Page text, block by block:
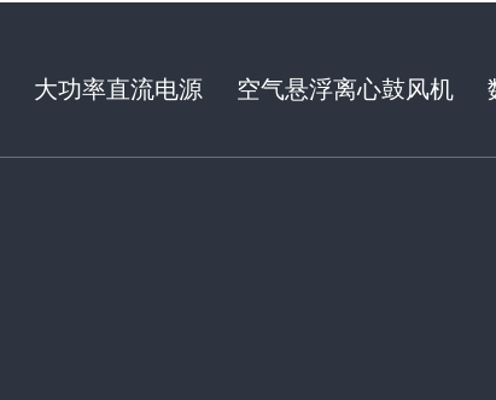
大功率直流电源 空气悬浮离心鼓风机